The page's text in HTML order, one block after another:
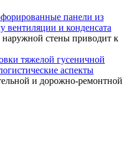
панели из
вентиляции и конденсата
наружной стены приводит к
тяжелой гусеничной
аспекты
и дорожно-ремонтной